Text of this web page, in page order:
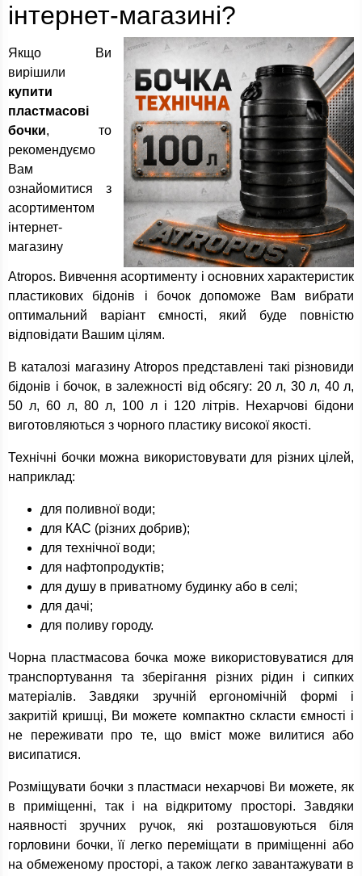
інтернет-магазині?
Якщо Ви
вирішили
купити
пластмасові
бочки, то
рекомендуємо
Вам
ознайомитися з
асортиментом
інтернет-
магазину
Atropos. Вивчення асортименту і основних характеристик
пластикових бідонів і бочок допоможе Вам вибрати
оптимальний варіант ємності, який буде повністю
відповідати Вашим цілям.
В каталозі магазину Atropos представлені такі різновиди
бідонів і бочок, в залежності від обсягу: 20 л, 30 л, 40 л,
50 л, 60 л, 80 л, 100 л і 120 літрів. Нехарчові бідони
виготовляються з чорного пластику високої якості.
Технічні бочки можна використовувати для різних цілей,
наприклад:
для поливної води;
для КАС (різних добрив);
для технічної води;
для нафтопродуктів;
для душу в приватному будинку або в селі;
для дачі;
для поливу городу.
Чорна пластмасова бочка може використовуватися для
транспортування та зберігання різних рідин і сипких
матеріалів. Завдяки зручній ергономічній формі і
закритій кришці, Ви можете компактно скласти ємності і
не переживати про те, що вміст може вилитися або
висипатися.
Розміщувати бочки з пластмаси нехарчові Ви можете, як
в приміщенні, так і на відкритому просторі. Завдяки
наявності зручних ручок, які розташовуються біля
горловини бочки, її легко переміщати в приміщенні або
на обмеженому просторі, а також легко завантажувати в